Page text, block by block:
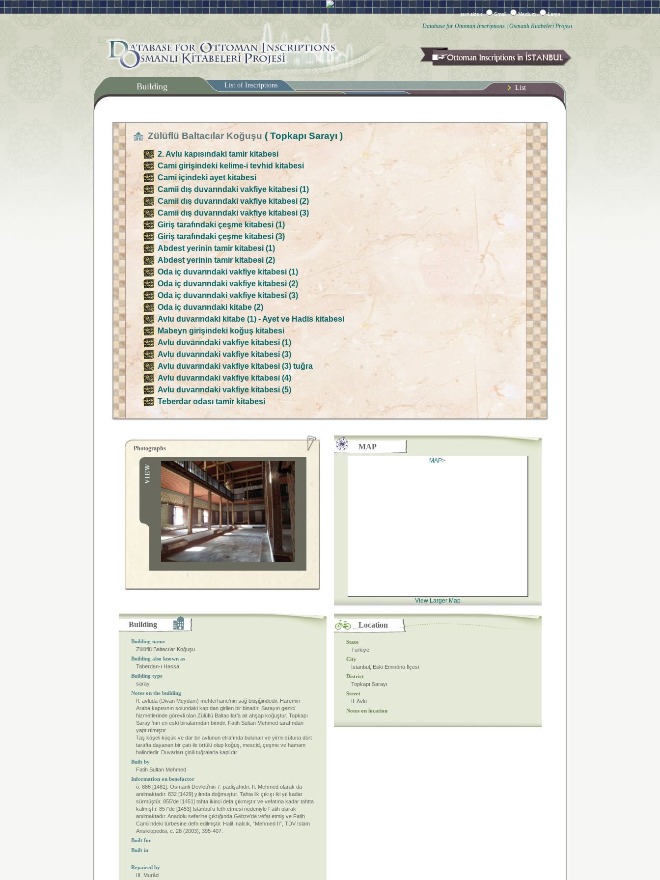
text size : Small Medium Large
Database for Ottoman Inscriptions | Osmanlı Kitabeleri Projesi
Building List of Inscriptions List
Zülüflü Baltacılar Koğuşu ( Topkapı Sarayı )
2. Avlu kapısındaki tamir kitabesi
Cami girişindeki kelime-i tevhid kitabesi
Cami içindeki ayet kitabesi
Camii dış duvarındaki vakfiye kitabesi (1)
Camii dış duvarındaki vakfiye kitabesi (2)
Camii dış duvarındaki vakfiye kitabesi (3)
Giriş tarafındaki çeşme kitabesi (1)
Giriş tarafındaki çeşme kitabesi (3)
Abdest yerinin tamir kitabesi (1)
Abdest yerinin tamir kitabesi (2)
Oda iç duvarındaki vakfiye kitabesi (1)
Oda iç duvarındaki vakfiye kitabesi (2)
Oda iç duvarındaki vakfiye kitabesi (3)
Oda iç duvarındaki kitabe (2)
Avlu duvarındaki kitabe (1) - Ayet ve Hadis kitabesi
Mabeyn girişindeki koğuş kitabesi
Avlu duvarındaki vakfiye kitabesi (1)
Avlu duvarındaki vakfiye kitabesi (3)
Avlu duvarındaki vakfiye kitabesi (3) tuğra
Avlu duvarındaki vakfiye kitabesi (4)
Avlu duvarındaki vakfiye kitabesi (5)
Teberdar odası tamir kitabesi
Photographs MAP
MAP>
View Larger Map
Building
Building name
Zülüflü Baltacılar Koğuşu
Building also known as
Taberdan-ı Hassa
Building type
saray
Notes on the building
II. avluda (Divan Meydanı) mehterhane’nin sağ bitişiğindedir. Haremin
Araba kapısının solundaki kapıdan girilen bir binadır. Sarayın gezici
hizmetlerinde görevli olan Zülüflü Baltacılar’a ait ahşap koğuştur. Topkapı
Sarayı’nın en eski binalarından birirdir. Fatih Sultan Mehmed tarafından
yaptırılmıştır.
Taş köşeli küçük ve dar bir avlunun etrafında bulunan ve yirmi sütuna dört
tarafta dayanan bir çatı ile örtülü olup koğuş, mescid, çeşme ve hamam
halindedir. Duvarları çinili tuğralarla kaplıdır.
Built by
Fatih Sultan Mehmed
Information on benefactor
ö. 886 [1481]. Osmanlı Devleti’nin 7. padişahıdır. II. Mehmed olarak da
anılmaktadır. 832 [1429] yılında doğmuştur. Tahta ilk çıkışı iki yıl kadar
sürmüştür, 855’de [1451] tahta ikinci defa çıkmıştır ve vefatına kadar tahtta
kalmıştır. 857’de [1453] İstanbul’u feth etmesi nedeniyle Fatih olarak
anılmaktadır. Anadolu seferine çıktığında Gebze’de vefat etmiş ve Fatih
Camii’ndeki türbesine defn edilmiştir. Halil İnalcık, “Mehmed II”, TDV İslam
Ansiklopedisi, c. 28 (2003), 395-407.
Built for
Built in
Repaired by
III. Murâd
Location
State
Türkiye
City
İstanbul, Eski Eminönü İlçesi
District
Topkapı Sarayı
Street
II. Avlu
Notes on location